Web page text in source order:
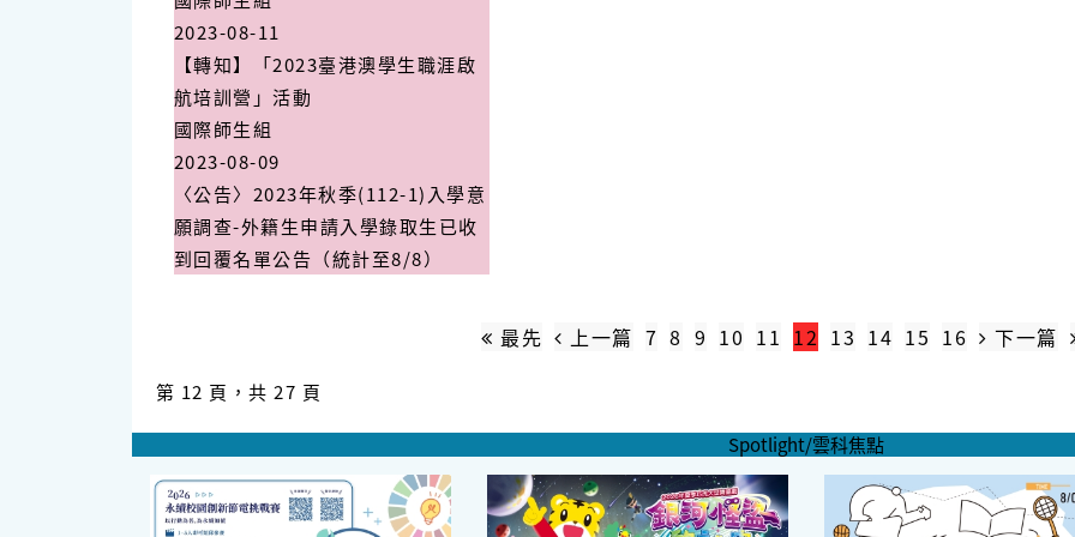
2023-08-11
【轉知】「2023臺港澳學生職涯啟
航培訓營」活動
國際師生組
2023-08-09
〈公告〉2023年秋季(112-1)入學意
願調查-外籍生申請入學錄取生已收
到回覆名單公告（統計至8/8）
最先 上一篇 7 8 9 10 11 12 13 14 15 16 下一篇
第 12 頁，共 27 頁
Spotlight/雲科焦點